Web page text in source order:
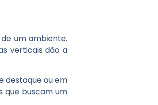
um ambiente.
verticais dão a
destaque ou em
que buscam um